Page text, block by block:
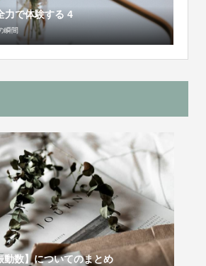
力で体験する 4
瞬間
動数】についてのまとめ